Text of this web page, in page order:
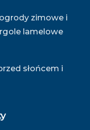
zimowe i
lamelowe
słońcem i